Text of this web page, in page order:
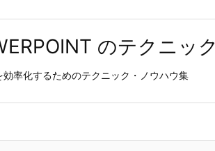
のテクニック
率化するためのテクニック・ノウハウ集